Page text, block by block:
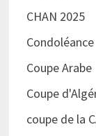
CHAN 2025
Condoléance
Coupe Arabe
Coupe
coupe de la